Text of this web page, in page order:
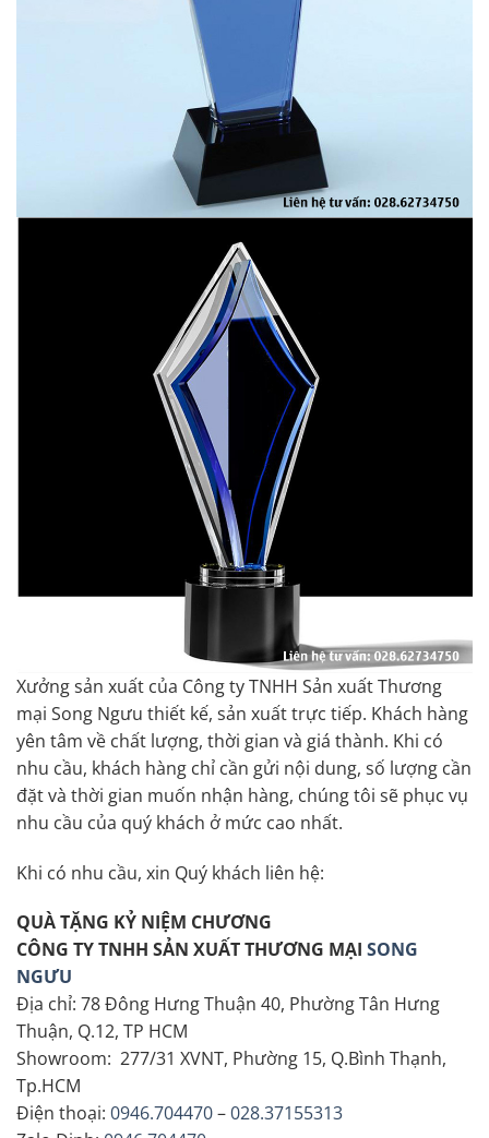
Xưởng sản xuất của Công ty TNHH Sản xuất Thương
mại Song Ngưu thiết kế, sản xuất trực tiếp. Khách hàng
yên tâm về chất lượng, thời gian và giá thành. Khi có
nhu cầu, khách hàng chỉ cần gửi nội dung, số lượng cần
đặt và thời gian muốn nhận hàng, chúng tôi sẽ phục vụ
nhu cầu của quý khách ở mức cao nhất.
Khi có nhu cầu, xin Quý khách liên hệ:
QUÀ TẶNG KỶ NIỆM CHƯƠNG
CÔNG TY TNHH SẢN XUẤT THƯƠNG MẠI SONG
NGƯU
Địa chỉ: 78 Đông Hưng Thuận 40, Phường Tân Hưng
Thuận, Q.12, TP HCM
Showroom: 277/31 XVNT, Phường 15, Q.Bình Thạnh,
Tp.HCM
Điện thoại: 0946.704470–028.37155313